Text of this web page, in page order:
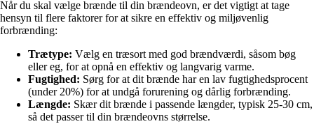
Når du skal vælge brænde til din brændeovn, er det vigtigt at tage
hensyn til flere faktorer for at sikre en effektiv og miljøvenlig
forbrænding:
Trætype: Vælg en træsort med god brændværdi, såsom bøg
eller eg, for at opnå en effektiv og langvarig varme.
Fugtighed: Sørg for at dit brænde har en lav fugtighedsprocent
(under 20%) for at undgå forurening og dårlig forbrænding.
Længde: Skær dit brænde i passende længder, typisk 25-30 cm,
så det passer til din brændeovns størrelse.